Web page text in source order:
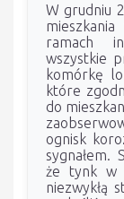
W grudniu
ramach
wszystkie
komórkę
które
do
ognisk
sygnałem.
że tynk w
niezwykłą